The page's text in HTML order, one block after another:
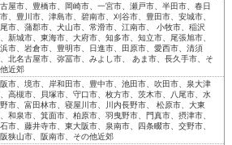
屋市、豊橋市、岡崎市、一宮市、瀬戸市、半田市、春日
、豊川市、津島市、碧南市、刈谷市、豊田市、安城市、
市、蒲郡市、犬山市、常滑市、江南市、 小牧市、稲沢
新城市、東海市、大府市、知多市、知立市、尾張旭市、
市、岩倉市、豊明市、日進市、田原市、愛西市、清須
北名古屋市、弥冨市、みよし市、 あま市、長久手市、そ
近郊
市、境市、岸和田市、豊中市、池田市、吹田市、泉大津
高槻市、貝塚市、守口市、枚方市、茨木市、八尾市、水
市、富田林市、寝屋川市、川内長野市、 松原市、大東
和泉市、箕面市、柏原市、羽曳野市、門真市、摂津市、
市、藤井寺市、東大阪市、泉南市、四条畷市、交野市、
狭山市、阪南市、その他近郊